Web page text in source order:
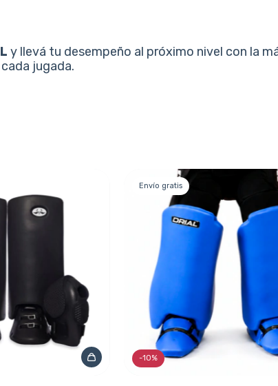
y llevá tu desempeño al próximo nivel con la
jugada.
-10%
Envío gratis